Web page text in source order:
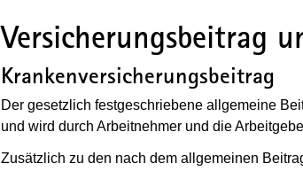
Versicherungsbeitrag
Krankenversicherungsbeitrag
Der gesetzlich festgeschriebene allgemeine
und wird durch Arbeitnehmer und die
Zusätzlich zu den nach dem allgemeinen